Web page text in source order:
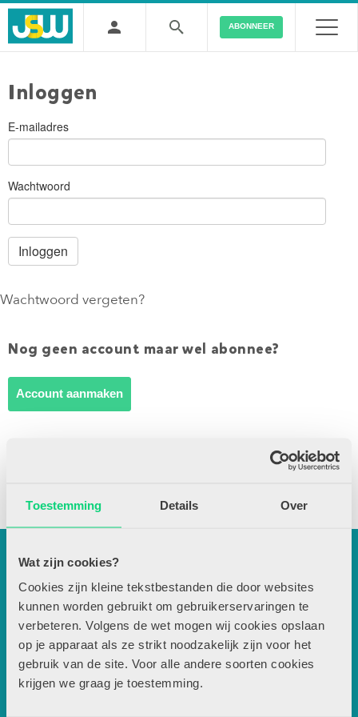
Toestemming Details Over
Wat zijn cookies?
Cookies zijn kleine tekstbestanden die door websites
kunnen worden gebruikt om gebruikerservaringen te
verbeteren. Volgens de wet mogen wij cookies opslaan
op je apparaat als ze strikt noodzakelijk zijn voor het
gebruik van de site. Voor alle andere soorten cookies
krijgen we graag je toestemming.
ABONNEER
Inloggen
E-mailadres
Wachtwoord
Wachtwoord vergeten?
Nog geen account maar wel abonnee?
Account aanmaken
Contactgegevens
Uitgeverij Zwijsen
T.a.v. redactie JSW
Locomotiefboulevard 101
5041 SE Tilburg
013-5838800
contact@jsw.nl